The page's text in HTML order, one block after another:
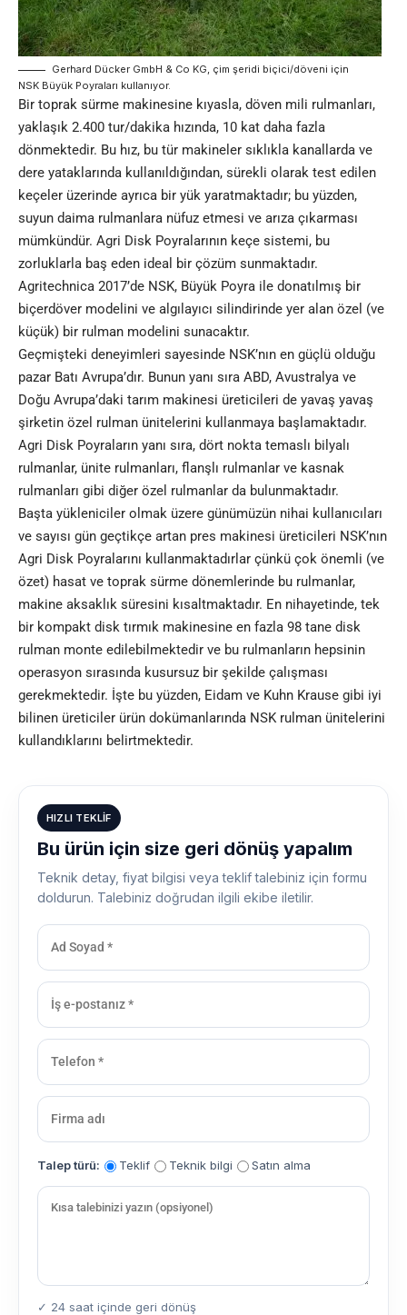
Gerhard Dücker GmbH & Co KG, çim şeridi biçici/döveni için
NSK Büyük Poyraları kullanıyor.
Bir toprak sürme makinesine kıyasla, döven mili rulmanları,
yaklaşık 2.400 tur/dakika hızında, 10 kat daha fazla
dönmektedir. Bu hız, bu tür makineler sıklıkla kanallarda ve
dere yataklarında kullanıldığından, sürekli olarak test edilen
keçeler üzerinde ayrıca bir yük yaratmaktadır; bu yüzden,
suyun daima rulmanlara nüfuz etmesi ve arıza çıkarması
mümkündür. Agri Disk Poyralarının keçe sistemi, bu
zorluklarla baş eden ideal bir çözüm sunmaktadır.
Agritechnica 2017’de NSK, Büyük Poyra ile donatılmış bir
biçerdöver modelini ve algılayıcı silindirinde yer alan özel (ve
küçük) bir rulman modelini sunacaktır.
Geçmişteki deneyimleri sayesinde NSK’nın en güçlü olduğu
pazar Batı Avrupa’dır. Bunun yanı sıra ABD, Avustralya ve
Doğu Avrupa’daki tarım makinesi üreticileri de yavaş yavaş
şirketin özel rulman ünitelerini kullanmaya başlamaktadır.
Agri Disk Poyraların yanı sıra, dört nokta temaslı bilyalı
rulmanlar, ünite rulmanları, flanşlı rulmanlar ve kasnak
rulmanları gibi diğer özel rulmanlar da bulunmaktadır.
Başta yükleniciler olmak üzere günümüzün nihai kullanıcıları
ve sayısı gün geçtikçe artan pres makinesi üreticileri NSK’nın
Agri Disk Poyralarını kullanmaktadırlar çünkü çok önemli (ve
özet) hasat ve toprak sürme dönemlerinde bu rulmanlar,
makine aksaklık süresini kısaltmaktadır. En nihayetinde, tek
bir kompakt disk tırmık makinesine en fazla 98 tane disk
rulman monte edilebilmektedir ve bu rulmanların hepsinin
operasyon sırasında kusursuz bir şekilde çalışması
gerekmektedir. İşte bu yüzden, Eidam ve Kuhn Krause gibi iyi
bilinen üreticiler ürün dokümanlarında NSK rulman ünitelerini
kullandıklarını belirtmektedir.
HIZLI TEKLIF
Bu ürün için size geri dönüş yapalım
Teknik detay, fiyat bilgisi veya teklif talebiniz için formu
doldurun. Talebiniz doğrudan ilgili ekibe iletilir.
Talep türü: Teklif Teknik bilgi Satın alma
✓ 24 saat içinde geri dönüş